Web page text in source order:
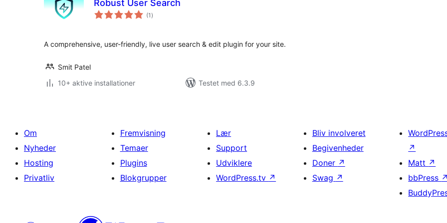
Robust User Search
(1 totale
bedømmelser
)
A comprehensive, user-friendly, live user search & edit plugin for your site.
Smit Patel
10+ aktive installationer
Testet med 6.3.9
Om
Nyheder
Hosting
Privatliv
Fremvisning
Temaer
Plugins
Blokgrupper
Lær
Support
Udviklere
WordPress.tv ↗
Bliv involveret
Begivenheder
Doner ↗
Swag ↗
↗
Matt ↗
bbPress ↗